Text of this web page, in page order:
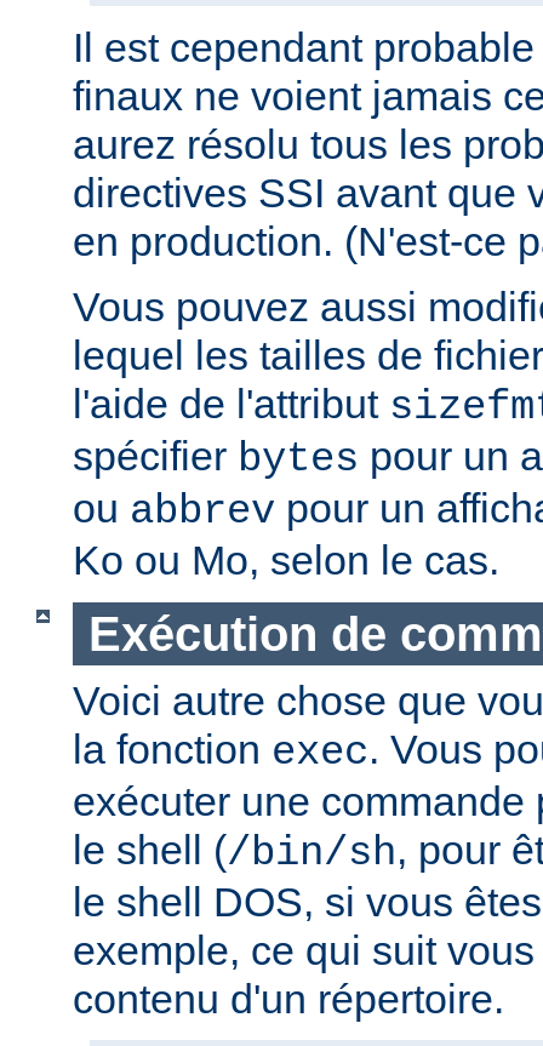
Il est cependant
finaux ne voient jamais
aurez résolu tous les
directives SSI avant que
en production. (N'est-ce
Vous pouvez aussi
lequel les tailles de
l'aide de l'attribut
spécifier bytes pour un
ou abbrev pour un
Ko ou Mo, selon le cas.
Exécution de
Voici autre chose que
la fonction exec. Vous
exécuter une commande
le shell (/bin/sh, pour
le shell DOS, si vous
exemple, ce qui suit
contenu d'un répertoire.